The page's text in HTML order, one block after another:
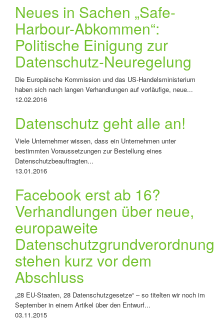
Neues in Sachen „Safe-
Harbour-Abkommen“:
Politische Einigung zur
Datenschutz-Neuregelung
Die Europäische Kommission und das US-Handelsministerium
haben sich nach langen Verhandlungen auf vorläufige, neue...
12.02.2016
Datenschutz geht alle an!
Viele Unternehmer wissen, dass ein Unternehmen unter
bestimmten Voraussetzungen zur Bestellung eines
Datenschutzbeauftragten...
13.01.2016
Facebook erst ab 16?
Verhandlungen über neue,
europaweite
Datenschutzgrundverordnung
stehen kurz vor dem
Abschluss
„28 EU-Staaten, 28 Datenschutzgesetze“ – so titelten wir noch im
September in einem Artikel über den Entwurf...
03.11.2015